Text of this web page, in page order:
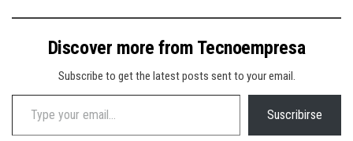
Discover more from Tecnoempresa
Subscribe to get the latest posts sent to your email.
Type your email…
Suscribirse